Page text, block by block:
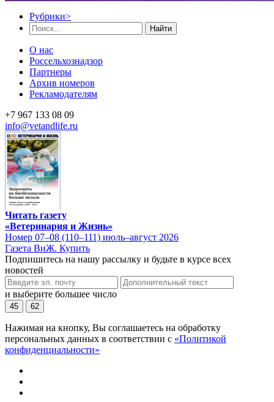
Рубрики>
Найти
О нас
Россельхознадзор
Партнеры
Архив номеров
Рекламодателям
+7 967 133 08 09
info@vetandlife.ru
Читать газету
«Ветеринария и Жизнь»
Номер 07–08 (110–111) июль–август 2026
Газета ВиЖ. Купить
Подпишитесь на нашу рассылку и будьте в курсе всех
новостей
и выберите большее число
45 62
Нажимая на кнопку, Вы соглашаетесь на обработку
персональных данных в соответствии с «Политикой
конфиденциальности»